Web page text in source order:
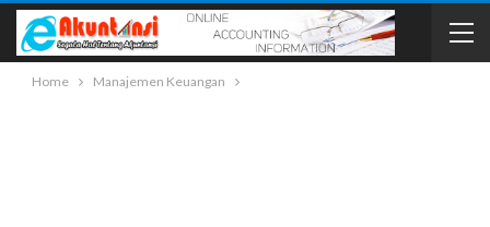
Home Manajemen Keuangan